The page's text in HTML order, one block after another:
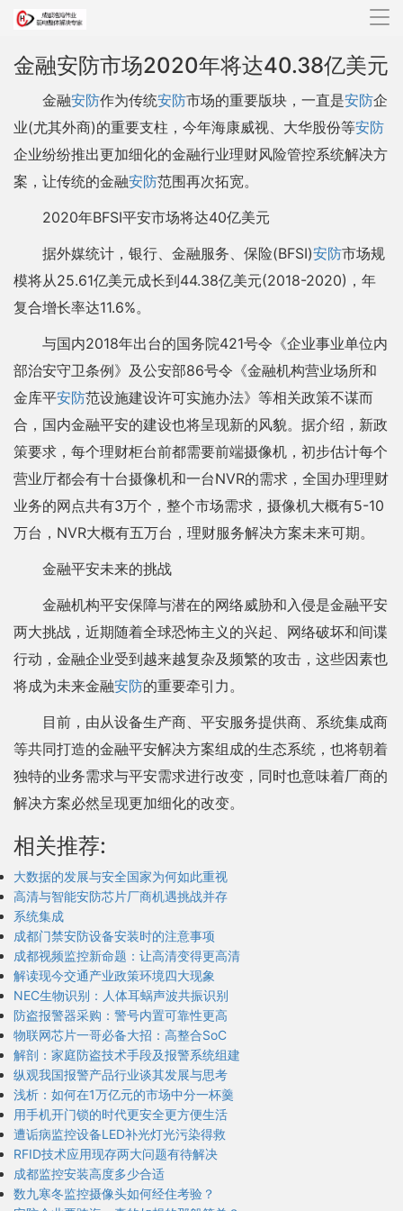
导
金融安防市场2020年将达40.38亿美元
金融安防作为传统安防市场的重要版块，一直是安防企
业(尤其外商)的重要支柱，今年海康威视、大华股份等安防
企业纷纷推出更加细化的金融行业理财风险管控系统解决方
案，让传统的金融安防范围再次拓宽。
2020年BFSI平安市场将达40亿美元
据外媒统计，银行、金融服务、保险(BFSI)安防市场规
模将从25.61亿美元成长到44.38亿美元(2018-2020)，年
复合增长率达11.6%。
与国内2018年出台的国务院421号令《企业事业单位内
部治安守卫条例》及公安部86号令《金融机构营业场所和
金库平安防范设施建设许可实施办法》等相关政策不谋而
合，国内金融平安的建设也将呈现新的风貌。据介绍，新政
策要求，每个理财柜台前都需要前端摄像机，初步估计每个
营业厅都会有十台摄像机和一台NVR的需求，全国办理理财
业务的网点共有3万个，整个市场需求，摄像机大概有5-10
万台，NVR大概有五万台，理财服务解决方案未来可期。
金融平安未来的挑战
金融机构平安保障与潜在的网络威胁和入侵是金融平安
两大挑战，近期随着全球恐怖主义的兴起、网络破坏和间谍
行动，金融企业受到越来越复杂及频繁的攻击，这些因素也
将成为未来金融安防的重要牵引力。
目前，由从设备生产商、平安服务提供商、系统集成商
等共同打造的金融平安解决方案组成的生态系统，也将朝着
独特的业务需求与平安需求进行改变，同时也意味着厂商的
解决方案必然呈现更加细化的改变。
相关推荐:
大数据的发展与安全国家为何如此重视
高清与智能安防芯片厂商机遇挑战并存
系统集成
成都门禁安防设备安装时的注意事项
成都视频监控新命题：让高清变得更高清
解读现今交通产业政策环境四大现象
NEC生物识别：人体耳蜗声波共振识别
防盗报警器采购：警号内置可靠性更高
物联网芯片一哥必备大招：高整合SoC
解剖：家庭防盗技术手段及报警系统组建
纵观我国报警产品行业谈其发展与思考
浅析：如何在1万亿元的市场中分一杯羹
用手机开门锁的时代更安全更方便生活
遭诟病监控设备LED补光灯光污染得救
RFID技术应用现存两大问题有待解决
成都监控安装高度多少合适
数九寒冬监控摄像头如何经住考验？